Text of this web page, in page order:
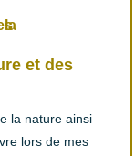
et des
la nature ainsi
lors de mes